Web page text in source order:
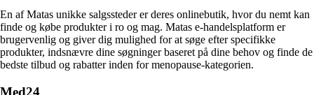
En af Matas unikke salgssteder er deres onlinebutik, hvor du nemt kan
finde og købe produkter i ro og mag. Matas e-handelsplatform er
brugervenlig og giver dig mulighed for at søge efter specifikke
produkter, indsnævre dine søgninger baseret på dine behov og finde de
bedste tilbud og rabatter inden for menopause-kategorien.
Med24